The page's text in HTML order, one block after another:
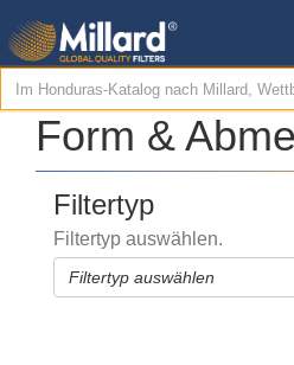
Form &
Filtertyp
Filtertyp auswählen.
Filtertyp auswählen